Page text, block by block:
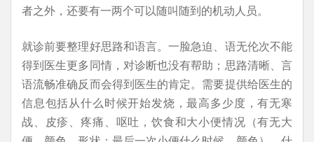
者之外，还要有一两个可以随叫随到的机动人员。
就诊前要整理好思路和语言。一脸急迫、语无伦次不能
得到医生更多同情，对诊断也没有帮助；思路清晰、言
语流畅准确反而会得到医生的肯定。需要提供给医生的
信息包括从什么时候开始发烧，最高多少度，有无寒
战、皮疹、疼痛、呕吐，饮食和大小便情况（有无大